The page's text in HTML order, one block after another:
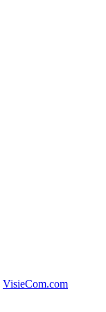
VisieCom.com